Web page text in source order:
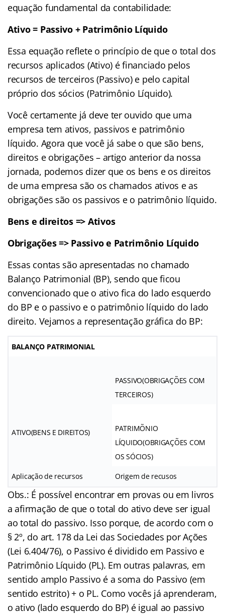
equação fundamental da contabilidade:
Ativo = Passivo + Patrimônio Líquido
Essa equação reflete o princípio de que o total dos
recursos aplicados (Ativo) é financiado pelos
recursos de terceiros (Passivo) e pelo capital
próprio dos sócios (Patrimônio Líquido).
Você certamente já deve ter ouvido que uma
empresa tem ativos, passivos e patrimônio
líquido. Agora que você já sabe o que são bens,
direitos e obrigações – artigo anterior da nossa
jornada, podemos dizer que os bens e os direitos
de uma empresa são os chamados ativos e as
obrigações são os passivos e o patrimônio líquido.
Bens e direitos => Ativos
Obrigações => Passivo e Patrimônio Líquido
Essas contas são apresentadas no chamado
Balanço Patrimonial (BP), sendo que ficou
convencionado que o ativo fica do lado esquerdo
do BP e o passivo e o patrimônio líquido do lado
direito. Vejamos a representação gráfica do BP:
BALANÇO PATRIMONIAL
ATIVO(BENS E DIREITOS)
PASSIVO(OBRIGAÇÕES COM
TERCEIROS)
PATRIMÕNIO
LÍQUIDO(OBRIGAÇÕES COM
OS SÓCIOS)
Aplicação de recursos Origem de recusos
Obs.: É possível encontrar em provas ou em livros
a afirmação de que o total do ativo deve ser igual
ao total do passivo. Isso porque, de acordo com o
§ 2º, do art. 178 da Lei das Sociedades por Ações
(Lei 6.404/76), o Passivo é dividido em Passivo e
Patrimônio Líquido (PL). Em outras palavras, em
sentido amplo Passivo é a soma do Passivo (em
sentido estrito) + o PL. Como vocês já aprenderam,
o ativo (lado esquerdo do BP) é igual ao passivo